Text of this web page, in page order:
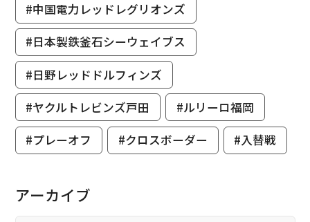
#中国電力レッドレグリオンズ
#日本製鉄釜石シーウェイブス
#日野レッドドルフィンズ
#ヤクルトレビンズ戸田
#ルリーロ福岡
#プレーオフ
#クロスボーダー #入替戦
アーカイブ